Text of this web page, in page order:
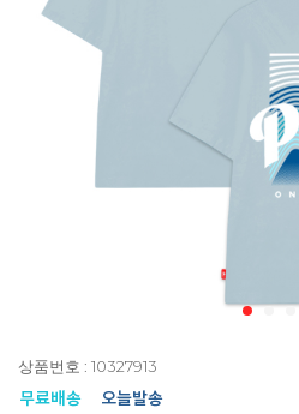
상품번호 : 10327913